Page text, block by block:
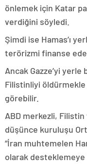
önlemek için Katar
verdiğini söyledi.
Şimdi ise Hamas’ı
terörizmi finanse
Ancak Gazze’yi
Filistinliyi
görebilir.
ABD merkezli,
düşünce kuruluşu
“İran muhtemelen
olarak desteklemeye